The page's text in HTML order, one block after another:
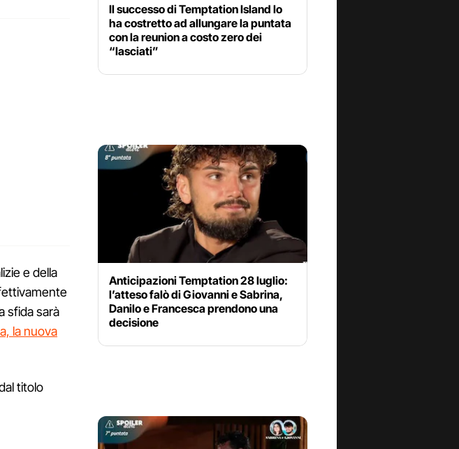
e della
sfida sarà
la nuova
titolo
Il successo di Temptation Island lo
ha costretto ad allungare la puntata
con la reunion a costo zero dei
“lasciati”
Anticipazioni Temptation 28 luglio:
l’atteso falò di Giovanni e Sabrina,
Danilo e Francesca prendono una
decisione